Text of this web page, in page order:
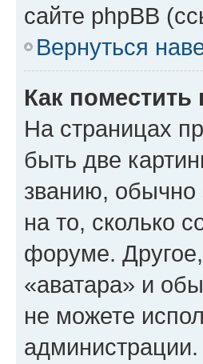
сайте phpBB
Вернуться
Как
На страницах
быть две
званию, обычно
на то, сколько
форуме.
«аватара» и
не можете